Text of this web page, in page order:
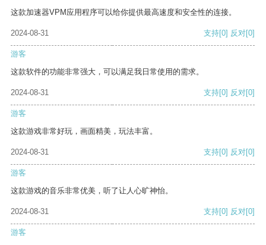
这款加速器VPM应用程序可以给你提供最高速度和安全性的连接。
2024-08-31 支持[0] 反对[0]
游客
这款软件的功能非常强大，可以满足我日常使用的需求。
2024-08-31 支持[0] 反对[0]
游客
这款游戏非常好玩，画面精美，玩法丰富。
2024-08-31 支持[0] 反对[0]
游客
这款游戏的音乐非常优美，听了让人心旷神怡。
2024-08-31 支持[0] 反对[0]
游客